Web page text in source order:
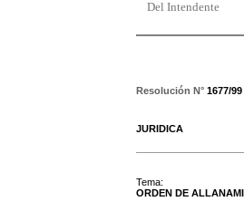
Del Intendente
Resolución N° 1677/99
JURIDICA
Tema:
ORDEN DE